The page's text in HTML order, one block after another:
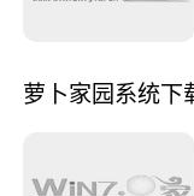
萝卜家园系统下